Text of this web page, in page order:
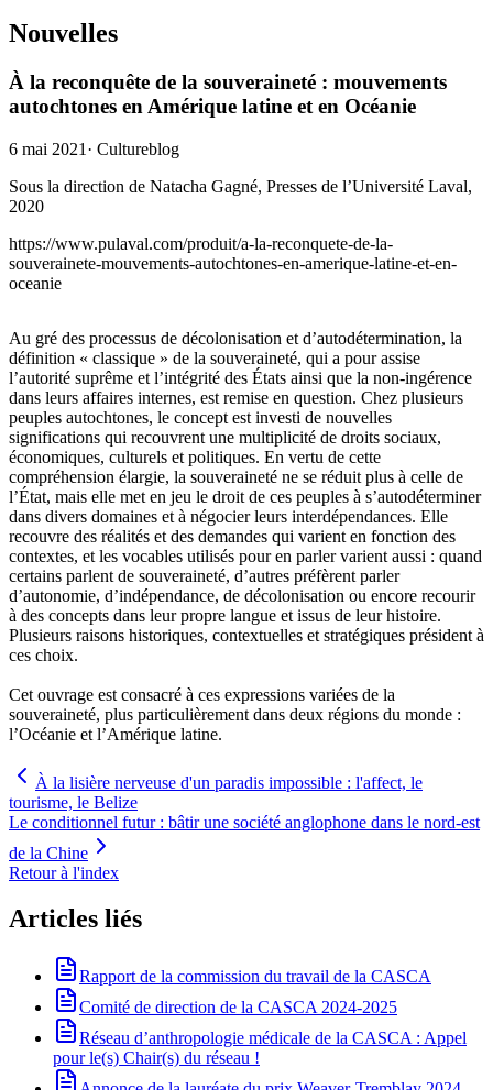
Nouvelles
À la reconquête de la souveraineté : mouvements
autochtones en Amérique latine et en Océanie
6 mai 2021 · Cultureblog
Sous la direction de Natacha Gagné, Presses de l’Université Laval,
2020
https://www.pulaval.com/produit/a-la-reconquete-de-la-
souverainete-mouvements-autochtones-en-amerique-latine-et-en-
oceanie
Au gré des processus de décolonisation et d’autodétermination, la
définition « classique » de la souveraineté, qui a pour assise
l’autorité suprême et l’intégrité des États ainsi que la non-ingérence
dans leurs affaires internes, est remise en question. Chez plusieurs
peuples autochtones, le concept est investi de nouvelles
significations qui recouvrent une multiplicité de droits sociaux,
économiques, culturels et politiques. En vertu de cette
compréhension élargie, la souveraineté ne se réduit plus à celle de
l’État, mais elle met en jeu le droit de ces peuples à s’autodéterminer
dans divers domaines et à négocier leurs interdépendances. Elle
recouvre des réalités et des demandes qui varient en fonction des
contextes, et les vocables utilisés pour en parler varient aussi : quand
certains parlent de souveraineté, d’autres préfèrent parler
d’autonomie, d’indépendance, de décolonisation ou encore recourir
à des concepts dans leur propre langue et issus de leur histoire.
Plusieurs raisons historiques, contextuelles et stratégiques président à
ces choix.
Cet ouvrage est consacré à ces expressions variées de la
souveraineté, plus particulièrement dans deux régions du monde :
l’Océanie et l’Amérique latine.
À la lisière nerveuse d'un paradis impossible : l'affect, le
tourisme, le Belize
Le conditionnel futur : bâtir une société anglophone dans le nord-est
de la Chine
Retour à l'index
Articles liés
Rapport de la commission du travail de la CASCA
Comité de direction de la CASCA 2024-2025
Réseau d’anthropologie médicale de la CASCA : Appel
pour le(s) Chair(s) du réseau !